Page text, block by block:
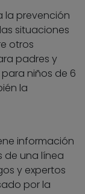
la prevención
situaciones
otros
padres y
niños de 6
la
información
de una línea
y expertos
por la